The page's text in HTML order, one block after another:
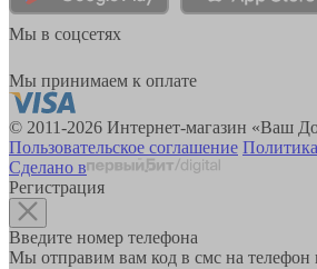
Мы в соцсетях
Мы принимаем к оплате
© 2011-2026 Интернет-магазин «Ваш
Пользовательское соглашение
Сделано в
Регистрация
Введите номер телефона
Мы отправим вам код в смс на телефон